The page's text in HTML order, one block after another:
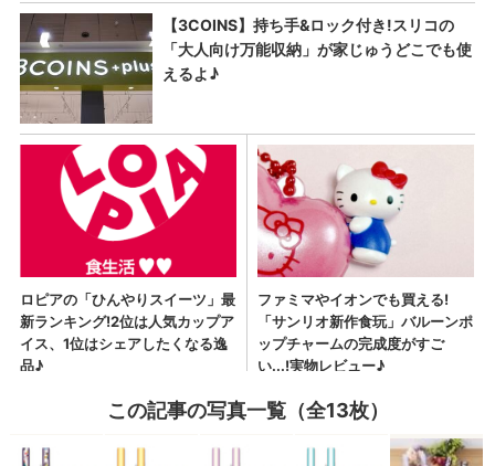
この記事の写真一覧（全13枚）